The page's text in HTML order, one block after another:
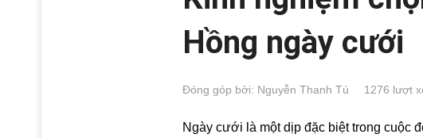
Hồng ngày cưới
Đóng góp bởi: Nguyễn Thanh Tú 1276 lượt
Ngày cưới là một dịp đặc biệt trong cuộc